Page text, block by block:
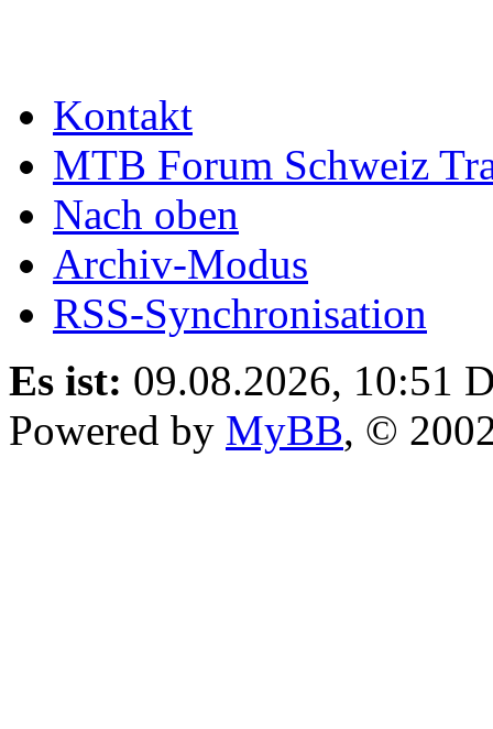
Kontakt
MTB Forum Schweiz
Nach oben
Archiv-Modus
RSS-Synchronisation
Es ist: 09.08.2026, 10:51
Powered by MyBB, ©